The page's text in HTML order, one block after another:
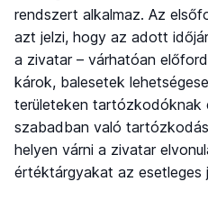
rendszert alkalmaz. Az
azt jelzi, hogy az adott
a zivatar – várhatóan
károk, balesetek
területeken tartózkodóknak
szabadban való
helyen várni a zivatar
értéktárgyakat az esetleges